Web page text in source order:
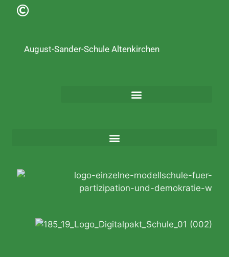
August-Sander-Schule Altenkirchen